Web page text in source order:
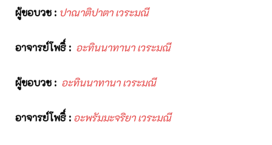
ผู้ขอบวช : ปาณาติปาตา เวระมณี
อาจารย์โพธิ์ : อะทินนาทานา เวระมณี
ผู้ขอบวช : อะทินนาทานา เวระมณี
อาจารย์โพธิ์ : อะพรัมมะจริยา เวระมณี